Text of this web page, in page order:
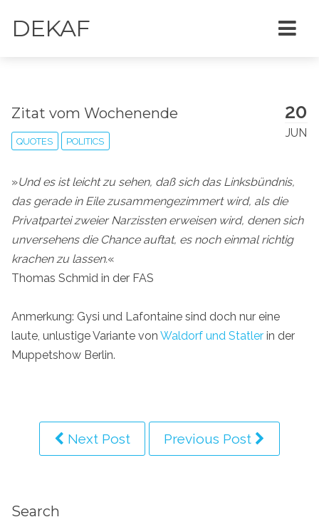
DEKAF
20
JUN
Zitat vom Wochenende
QUOTES POLITICS
»Und es ist leicht zu sehen, daß sich das Linksbündnis,
das gerade in Eile zusammengezimmert wird, als die
Privatpartei zweier Narzissten erweisen wird, denen sich
unversehens die Chance auftat, es noch einmal richtig
krachen zu lassen.«
Thomas Schmid in der FAS
Anmerkung: Gysi und Lafontaine sind doch nur eine
laute, unlustige Variante von Waldorf und Statler in der
Muppetshow Berlin.
Next Post Previous Post
Search